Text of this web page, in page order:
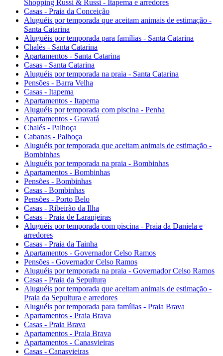
Shopping Russi & Russi - Itapema e arredores
Casas - Praia da Conceição
Aluguéis por temporada que aceitam animais de estimação -
Santa Catarina
Aluguéis por temporada para famílias - Santa Catarina
Chalés - Santa Catarina
Apartamentos - Santa Catarina
Casas - Santa Catarina
Aluguéis por temporada na praia - Santa Catarina
Pensões - Barra Velha
Casas - Itapema
Apartamentos - Itapema
Aluguéis por temporada com piscina - Penha
Apartamentos - Gravatá
Chalés - Palhoça
Cabanas - Palhoça
Aluguéis por temporada que aceitam animais de estimação -
Bombinhas
Aluguéis por temporada na praia - Bombinhas
Apartamentos - Bombinhas
Pensões - Bombinhas
Casas - Bombinhas
Pensões - Porto Belo
Casas - Ribeirão da Ilha
Casas - Praia de Laranjeiras
Aluguéis por temporada com piscina - Praia da Daniela e
arredores
Casas - Praia da Tainha
Apartamentos - Governador Celso Ramos
Pensões - Governador Celso Ramos
Aluguéis por temporada na praia - Governador Celso Ramos
Casas - Praia da Sepultura
Aluguéis por temporada que aceitam animais de estimação -
Praia da Sepultura e arredores
Aluguéis por temporada para famílias - Praia Brava
Apartamentos - Praia Brava
Casas - Praia Brava
Apartamentos - Praia Brava
Apartamentos - Canasvieiras
Casas - Canasvieiras